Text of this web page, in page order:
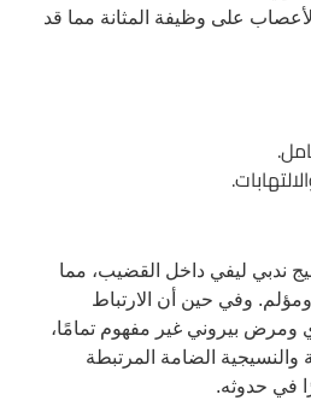
على وظيفة المثانة مما قد
ندبي ليفي داخل القضيب، مما
وفي حين أن الارتباط
بيروني غير مفهوم تمامًا،
والنسيجية الضامة المرتبطة
في حدوثه.